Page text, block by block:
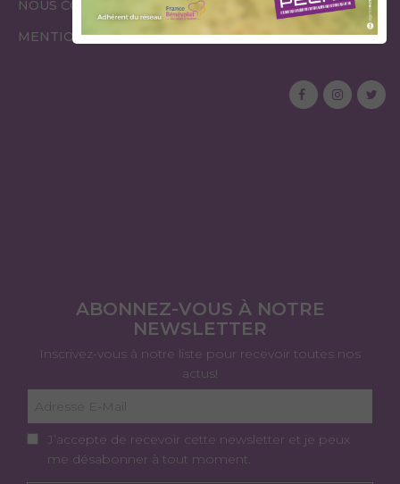
NOUS CONTACTER
MENTIONS LÉGALES
ESPACE
GARDES PÊCHE
ESPACE
ÉLUS
ABONNEZ-VOUS À NOTRE
NEWSLETTER
Inscrivez-vous à notre liste pour recevoir toutes nos
actus!
J’accepte de recevoir cette newsletter et je peux
me désabonner à tout moment.